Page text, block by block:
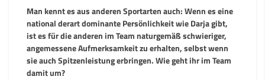
Man kennt es aus anderen Sportarten auch: Wenn es eine
national derart dominante Persönlichkeit wie Darja gibt,
ist es für die anderen im Team naturgemäß schwieriger,
angemessene Aufmerksamkeit zu erhalten, selbst wenn
sie auch Spitzenleistung erbringen. Wie geht ihr im Team
damit um?